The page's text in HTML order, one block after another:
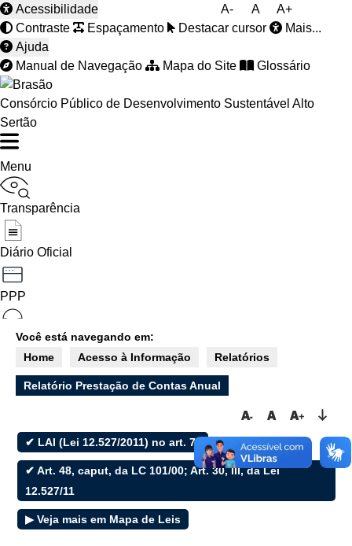
A- A A+
Acessibilidade
Contraste
Espaçamento Destacar cursor
Mais...
Ajuda
Manual de Navegação
Mapa do Site Glossário
Consórcio Público de Desenvolvimento Sustentável Alto
Sertão
Menu
Transparência
Diário Oficial
PPP
Ouvidoria
e-SIC
Filtrar por todos
Acesso à Informação
Cidadão
Empresas
Você está navegando em:
Home
Acesso à Informação Relatórios
Relatório Prestação de Contas Anual
✔ LAI (Lei 12.527/2011) no art. 7°
✔ Art. 48, caput, da LC 101/00; Art. 30, III, da Lei
12.527/11
▶ Veja mais em Mapa de Leis